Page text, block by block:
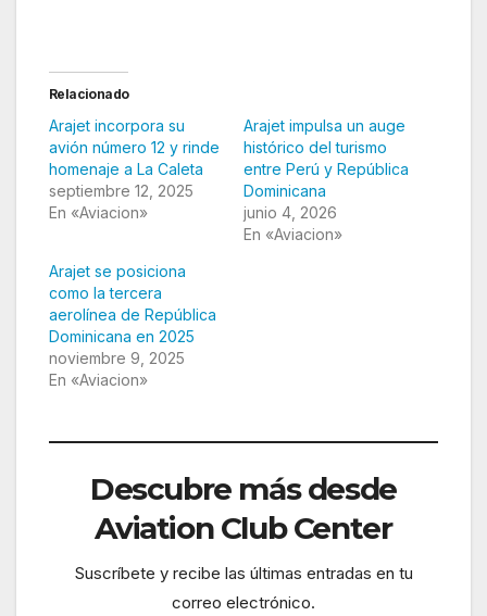
Relacionado
Arajet incorpora su
avión número 12 y rinde
homenaje a La Caleta
septiembre 12, 2025
En «Aviacion»
Arajet impulsa un auge
histórico del turismo
entre Perú y República
Dominicana
junio 4, 2026
En «Aviacion»
Arajet se posiciona
como la tercera
aerolínea de República
Dominicana en 2025
noviembre 9, 2025
En «Aviacion»
Descubre más desde
Aviation Club Center
Suscríbete y recibe las últimas entradas en tu
correo electrónico.